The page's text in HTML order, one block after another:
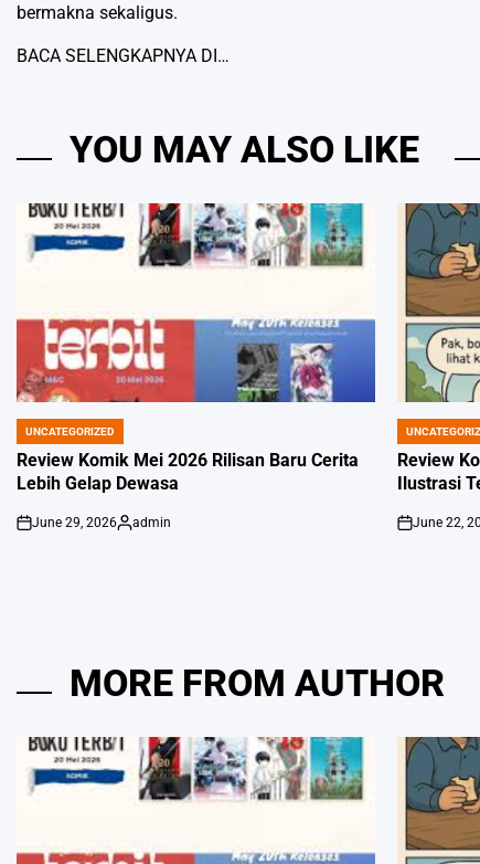
bermakna sekaligus.
BACA SELENGKAPNYA DI…
YOU MAY ALSO LIKE
POSTED
IN
UNCATEGORIZED
Review Komik Mei 2026 Rilisan Baru Cerita
Lebih Gelap Dewasa
on
June 29, 2026
Posted
admin
POSTED
INReview
Ilustrasi
on
June 22,
MORE FROM AUTHOR